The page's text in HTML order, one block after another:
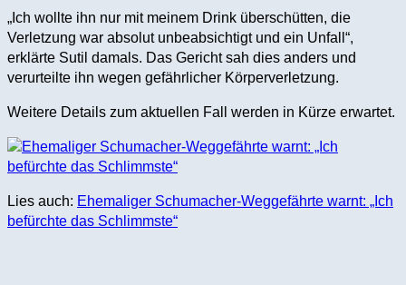
„Ich wollte ihn nur mit meinem Drink überschütten, die
Verletzung war absolut unbeabsichtigt und ein Unfall“,
erklärte Sutil damals. Das Gericht sah dies anders und
verurteilte ihn wegen gefährlicher Körperverletzung.
Weitere Details zum aktuellen Fall werden in Kürze erwartet.
Lies auch: Ehemaliger Schumacher-Weggefährte warnt: „Ich
befürchte das Schlimmste“